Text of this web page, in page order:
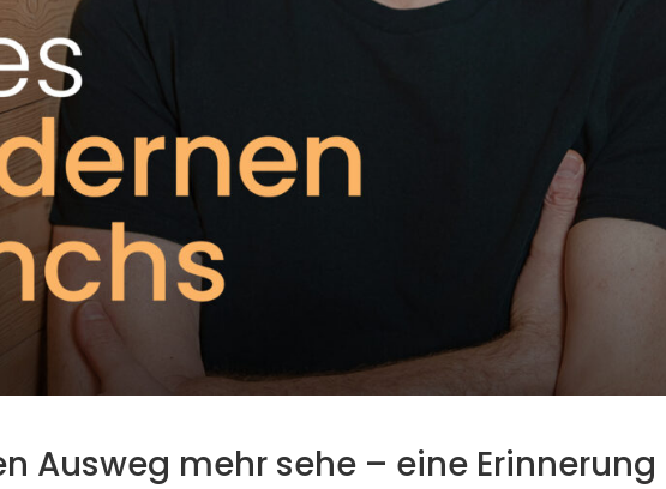
Ausweg mehr sehe – eine Erinnerung